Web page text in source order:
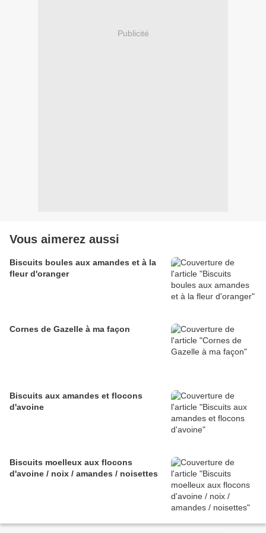
Publicité
Vous aimerez aussi
Biscuits boules aux amandes et à la
fleur d'oranger
Cornes de Gazelle à ma façon
Biscuits aux amandes et flocons
d'avoine
Biscuits moelleux aux flocons
d'avoine / noix / amandes / noisettes